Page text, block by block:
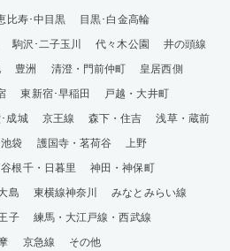
比寿･中目黒
目黒･白金高輪
駒沢･二子玉川 代々木公園
井の頭線
豊洲 清澄・門前仲町
皇居西側
東新宿･早稲田
戸越・大井町
成城 京王線 森下・住吉
浅草・蔵前
池袋 護国寺・茗荷谷
上野
谷根千・日暮里
神田・神保町
島 東横線神奈川
みなとみらい線
子
練馬・大江戸線・西武線
京急線 その他